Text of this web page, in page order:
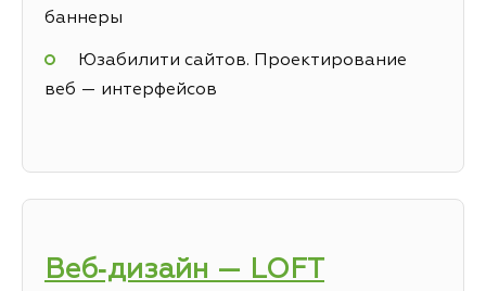
баннеры
Юзабилити сайтов. Проектирование
веб — интерфейсов
Веб‑дизайн — LOFT